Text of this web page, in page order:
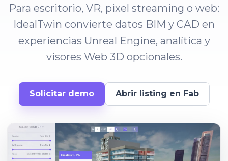
Para escritorio, VR, pixel streaming o web:
IdealTwin convierte datos BIM y CAD en
experiencias Unreal Engine, analítica y
visores Web 3D opcionales.
Solicitar demo Abrir listing en Fab